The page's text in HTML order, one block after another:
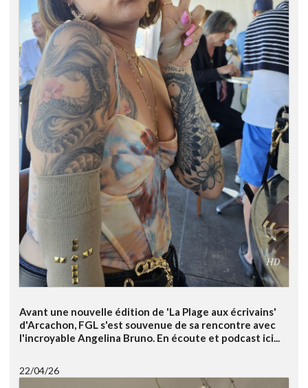
Avant une nouvelle édition de 'La Plage aux écrivains'
d'Arcachon, FGL s'est souvenue de sa rencontre avec
l'incroyable Angelina Bruno. En écoute et podcast ici...
22/04/26